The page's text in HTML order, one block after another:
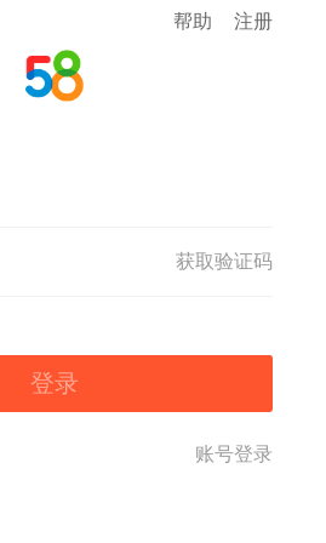
帮助 注册
获取验证码
登录
账号登录